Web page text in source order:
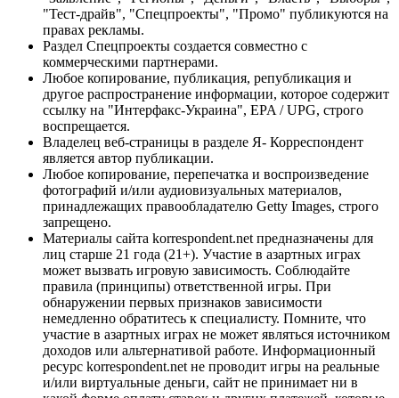
"Тест-драйв", "Спецпроекты", "Промо" публикуются на
правах рекламы.
Раздел Спецпроекты создается совместно с
коммерческими партнерами.
Любое копирование, публикация, републикация и
другое распространение информации, которое содержит
ссылку на "Интерфакс-Украина", EPA / UPG, строго
воспрещается.
Владелец веб-страницы в разделе Я- Корреспондент
является автор публикации.
Любое копирование, перепечатка и воспроизведение
фотографий и/или аудиовизуальных материалов,
принадлежащих правообладателю Getty Images, строго
запрещено.
Материалы сайта korrespondent.net предназначены для
лиц старше 21 года (21+). Участие в азартных играх
может вызвать игровую зависимость. Соблюдайте
правила (принципы) ответственной игры. При
обнаружении первых признаков зависимости
немедленно обратитесь к специалисту. Помните, что
участие в азартных играх не может являться источником
доходов или альтернативой работе. Информационный
ресурс korrespondent.net не проводит игры на реальные
и/или виртуальные деньги, сайт не принимает ни в